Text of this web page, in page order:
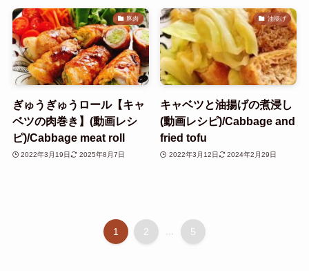
豚肉
ぎゅうぎゅうロール【キャ
ベツの肉巻き】(動画レシ
ピ)/Cabbage meat roll
2022年3月19日 2025年8月7日
油揚げ
キャベツと油揚げの煮浸し
(動画レシピ)/Cabbage and
fried tofu
2022年3月12日 2024年2月29日
1 2 ... 5